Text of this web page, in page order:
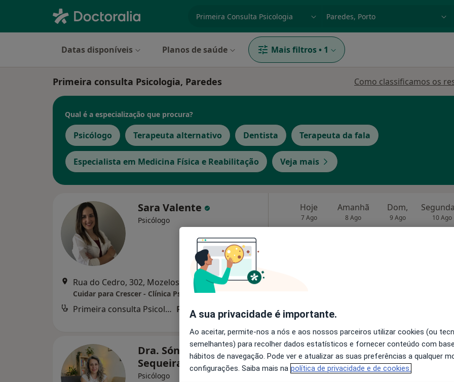
Datas disponíveis Planos de saúde Mais filtros • 1
Primeira consulta Psicologia, Paredes Como classificamos os
Qual é a especialização que procura?
Psicólogo Terapeuta alternativo Dentista Terapeuta da fala
Especialista em Medicina Física e Reabilitação Veja mais
Sara Valente
Psicólogo
Rua do Cedro, 302, Mozelos Vfr Mapa
Cuidar para Crescer - Clínica Psicopedagógica
Primeira consulta Psicologia Preço não disponível
Hoje
7 Ago
Amanhã
8 Ago
Dom,
9 Ago 10 Ago
Dra. Sónia Moura
Sequeira
Psicólogo
Hoje
7 Ago
Amanhã
8 Ago
Dom,
9 Ago 10 Ago
A sua privacidade é importante.
Ao aceitar, permite-nos a nós e aos nossos parceiros utilizar cookies (ou
semelhantes) para recolher dados estatísticos e fornecer conteúdo com
hábitos de navegação. Pode ver e atualizar as suas preferências a qualquer
configurações. Saiba mais na política de privacidade e de cookies.